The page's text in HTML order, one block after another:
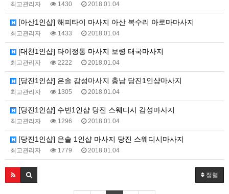
최고관리자 1430 2018.01.04
[아산1인샵] 해피타이 마사지 아산 복수리 아로마마사지
최고관리자 1433 2018.01.04
[대천1인샵] 타이정통 마사지 보령 태국마사지
최고관리자 2222 2018.01.04
[당진1인샵] 은솔 감성마사지 충남 당진1인샵마사지
최고관리자 1305 2018.01.04
[당진1인샵] 수빈1인샵 당진 스웨디시 감성마사지
최고관리자 1296 2018.01.04
[당진1인샵] 은솔 1인샵 마사지 당진 스웨디시마사지
최고관리자 1779 2018.01.04
정렬